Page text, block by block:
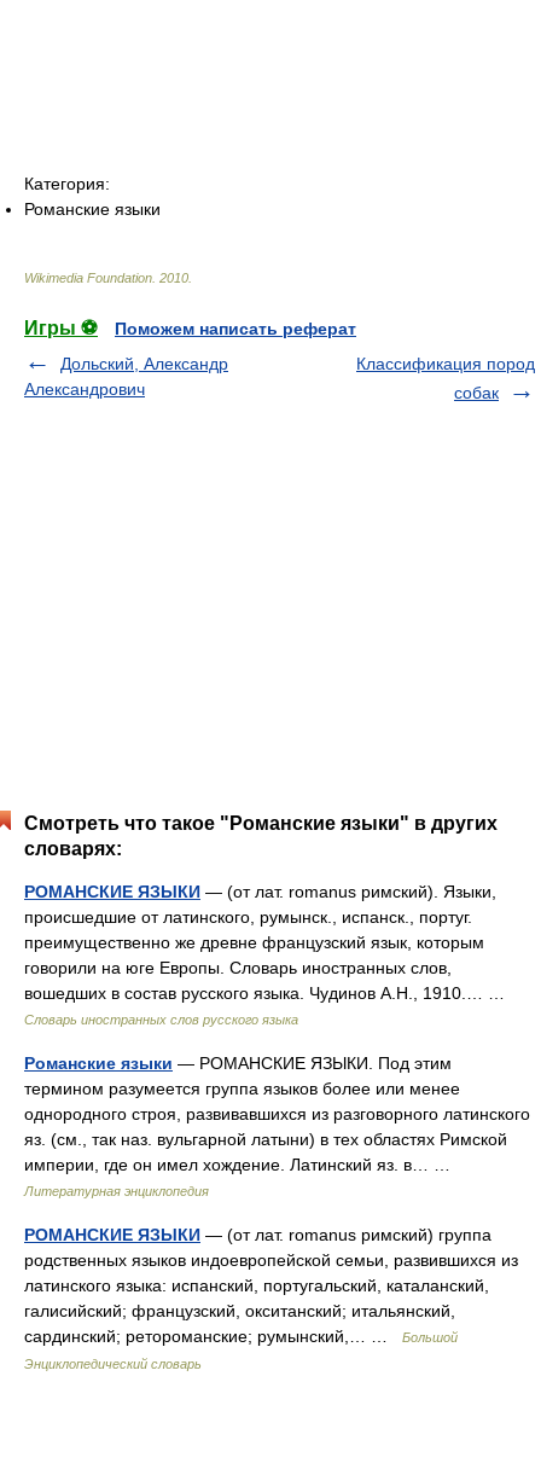
Категория:
Романские языки
Wikimedia Foundation 2010
Игры ⚽
Поможем написать реферат
Дольский, Александр
Александрович
Классификация пород
собак
Смотреть что такое "Романские языки" в других
словарях:
РОМАНСКИЕ ЯЗЫКИ — (от лат. romanus римский). Языки,
происшедшие от латинского, румынск., испанск., португ.
преимущественно же древне французский язык, которым
говорили на юге Европы. Словарь иностранных слов,
вошедших в состав русского языка. Чудинов А.Н., 1910.… …
Словарь иностранных слов русского языка
Романские языки — РОМАНСКИЕ ЯЗЫКИ. Под этим
термином разумеется группа языков более или менее
однородного строя, развивавшихся из разговорного латинского
яз. (см., так наз. вульгарной латыни) в тех областях Римской
империи, где он имел хождение. Латинский яз. в… …
Литературная энциклопедия
РОМАНСКИЕ ЯЗЫКИ — (от лат. romanus римский) группа
родственных языков индоевропейской семьи, развившихся из
латинского языка: испанский, португальский, каталанский,
галисийский; французский, окситанский; итальянский,
сардинский; ретороманские; румынский,… …
Большой
Энциклопедический словарь